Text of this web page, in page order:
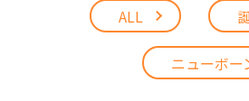
ALL
ニューボー